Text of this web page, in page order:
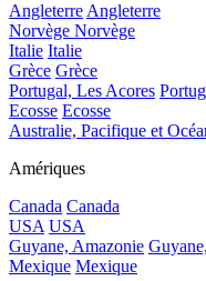
AngleterreAngleterre
Norvège Norvège
Italie Italie
Grèce Grèce
Portugal, Les Acores
Ecosse Ecosse
Australie, Pacifique et
Amériques
Canada Canada
USA USA
Guyane, Amazonie
Mexique Mexique